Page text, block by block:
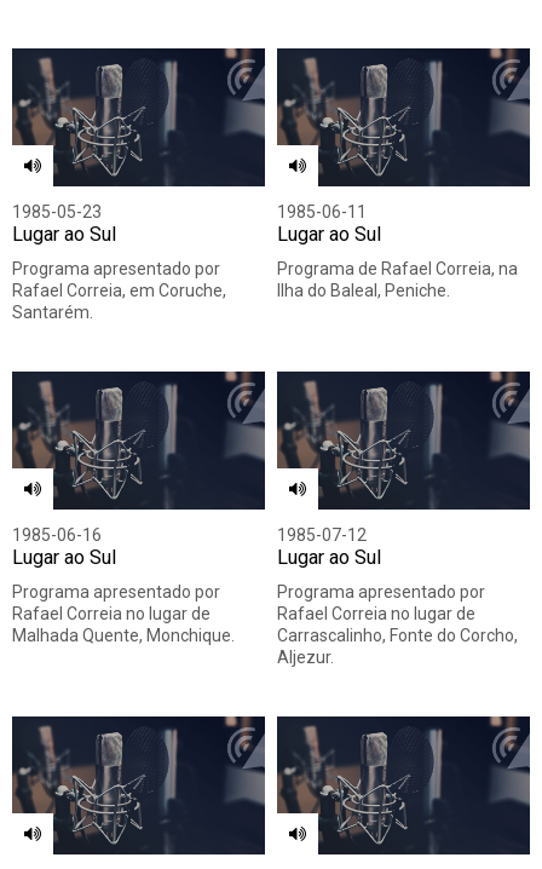
1985-05-23
Lugar ao Sul
Programa apresentado por
Rafael Correia, em Coruche,
Santarém.
1985-06-11
Lugar ao Sul
Programa de Rafael Correia, na
Ilha do Baleal, Peniche.
1985-06-16
Lugar ao Sul
Programa apresentado por
Rafael Correia no lugar de
Malhada Quente, Monchique.
1985-07-12
Lugar ao Sul
Programa apresentado por
Rafael Correia no lugar de
Carrascalinho, Fonte do Corcho,
Aljezur.